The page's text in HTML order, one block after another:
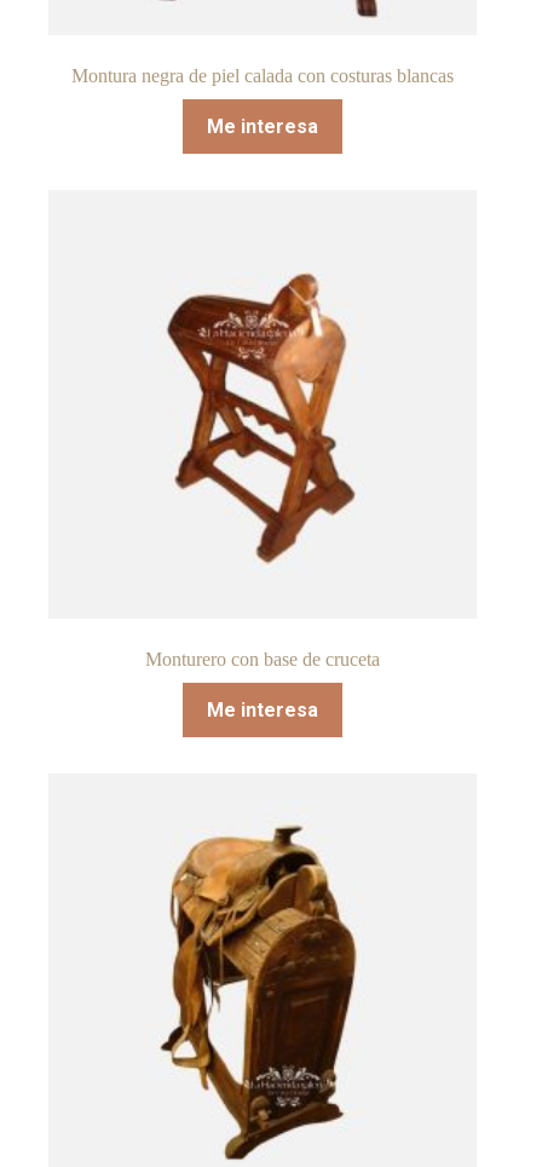
Montura negra de piel calada con costuras blancas
Me interesa
Monturero con base de cruceta
Me interesa